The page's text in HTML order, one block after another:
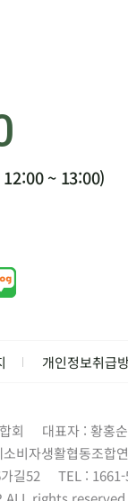
~ 13:00)
개인정보취급
회 대표자 : 황홍순
비자생활협동조합
길52
TEL :